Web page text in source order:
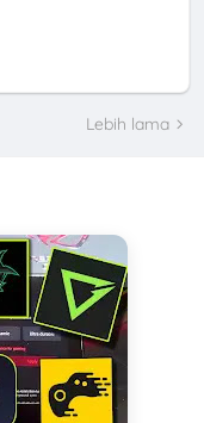
Lebih lama